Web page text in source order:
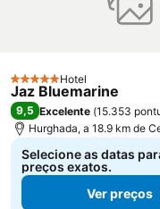
5 EstrelasHotel
Jaz Bluemarine
9,5 Excelente (15.353
Hurghada, a 18.9 km de
Selecione as datas
preços exatos.
Ver preços